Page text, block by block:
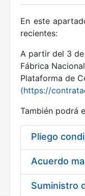
Mostrar/
Mostrar/
En este
recientes:
A partir del 3
Fábrica
Plataforma de
(https://
También podrá
Pliego
Acuerdo